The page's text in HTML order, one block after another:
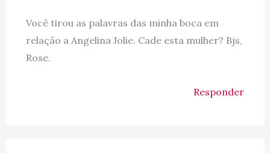
Você tirou as palavras das minha boca em
relação a Angelina Jolie. Cade esta mulher? Bjs,
Rose.
Responder